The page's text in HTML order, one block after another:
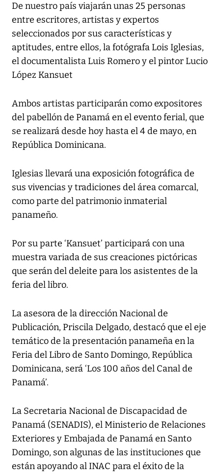
De nuestro país viajarán unas 25 personas
entre escritores, artistas y expertos
seleccionados por sus características y
aptitudes, entre ellos, la fotógrafa Lois Iglesias,
el documentalista Luis Romero y el pintor Lucio
López Kansuet
Ambos artistas participarán como expositores
del pabellón de Panamá en el evento ferial, que
se realizará desde hoy hasta el 4 de mayo, en
República Dominicana.
Iglesias llevará una exposición fotográfica de
sus vivencias y tradiciones del área comarcal,
como parte del patrimonio inmaterial
panameño.
Por su parte ‘Kansuet’ participará con una
muestra variada de sus creaciones pictóricas
que serán del deleite para los asistentes de la
feria del libro.
La asesora de la dirección Nacional de
Publicación, Priscila Delgado, destacó que el eje
temático de la presentación panameña en la
Feria del Libro de Santo Domingo, República
Dominicana, será ‘Los 100 años del Canal de
Panamá’.
La Secretaria Nacional de Discapacidad de
Panamá (SENADIS), el Ministerio de Relaciones
Exteriores y Embajada de Panamá en Santo
Domingo, son algunas de las instituciones que
están apoyando al INAC para el éxito de la